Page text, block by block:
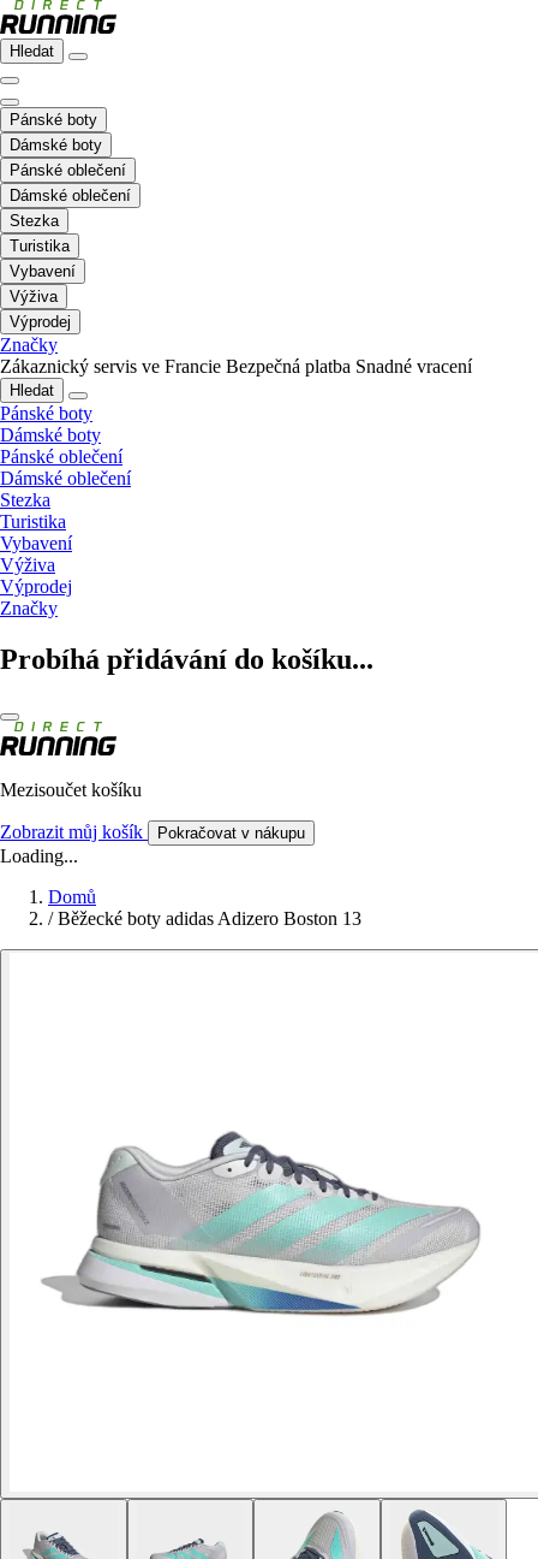
Hledat
Pánské boty
Dámské boty
Pánské oblečení
Dámské oblečení
Stezka
Turistika
Vybavení
Výživa
Výprodej
Značky
Zákaznický servis ve Francie Bezpečná platba Snadné vracení
Hledat
Pánské boty
Dámské boty
Pánské oblečení
Dámské oblečení
Stezka
Turistika
Vybavení
Výživa
Výprodej
Značky
Probíhá přidávání do košíku...
Mezisoučet košíku
Zobrazit můj košík Pokračovat v nákupu
Loading...
Domů
/ Běžecké boty adidas Adizero Boston 13